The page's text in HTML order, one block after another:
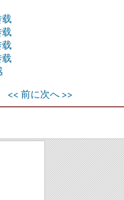
<< 前に次へ >>